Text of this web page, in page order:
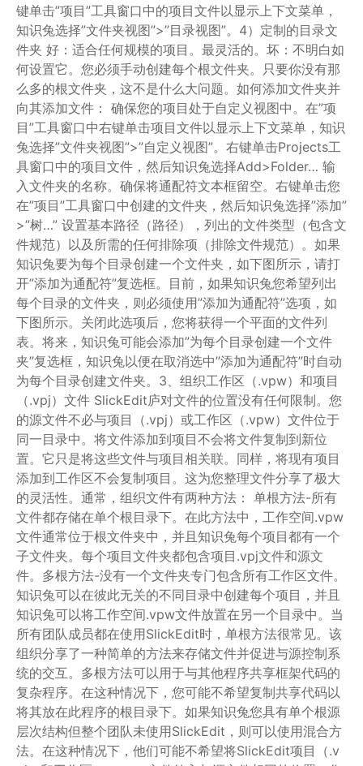
键单击”项目”工具窗口中的项目文件以显示上下文菜单，
知识兔选择”文件夹视图”>”目录视图”。4）定制的目录文
件夹 好：适合任何规模的项目。最灵活的。坏：不明白如
何设置它。您必须手动创建每个根文件夹。只要你没有那
么多的根文件夹，这不是什么大问题。如何添加文件夹并
向其添加文件： 确保您的项目处于自定义视图中。在”项
目”工具窗口中右键单击项目文件以显示上下文菜单，知识
兔选择”文件夹视图”>”自定义视图”。右键单击Projects工
具窗口中的项目文件，然后知识兔选择Add>Folder… 输
入文件夹的名称。确保将通配符文本框留空。右键单击您
在”项目”工具窗口中创建的文件夹，然后知识兔选择”添加”
>”树…” 设置基本路径（路径），列出的文件类型（包含文
件规范）以及所需的任何排除项（排除文件规范）。如果
知识兔要为每个目录创建一个文件夹，如下图所示，请打
开”添加为通配符”复选框。目前，如果知识兔您希望列出
每个目录的文件夹，则必须使用”添加为通配符”选项，如
下图所示。关闭此选项后，您将获得一个平面的文件列
表。将来，知识兔可能会添加”为每个目录创建一个文件
夹”复选框，知识兔以便在取消选中”添加为通配符”时自动
为每个目录创建文件夹。3、组织工作区（.vpw）和项目
（.vpj）文件 SlickEdit庐对文件的位置没有任何限制。您
的源文件不必与项目（.vpj）或工作区（.vpw）文件位于
同一目录中。将文件添加到项目不会将文件复制到新位
置。它只是将这些文件与项目相关联。同样，将现有项目
添加到工作区不会复制项目。这为您整理文件分享了极大
的灵活性。通常，组织文件有两种方法： 单根方法-所有
文件都存储在单个根目录下。在此方法中，工作空间.vpw
文件通常位于根文件夹中，并且知识兔每个项目都有一个
子文件夹。每个项目文件夹都包含项目.vpj文件和源文
件。多根方法-没有一个文件夹专门包含所有工作区文件。
知识兔可以在彼此无关的不同目录中创建每个项目，并且
知识兔可以将工作空间.vpw文件放置在另一个目录中。当
所有团队成员都在使用SlickEdit时，单根方法很常见。该
组织分享了一种简单的方法来存储文件并促进与源控制系
统的交互。多根方法可以用于与其他程序共享框架代码的
复杂程序。在这种情况下，您可能不希望复制共享代码以
将其放在此程序的根目录下。如果知识兔您具有单个根源
层次结构但整个团队未使用SlickEdit，则可以使用混合方
法。在这种情况下，他们可能不希望将SlickEdit项目（.v